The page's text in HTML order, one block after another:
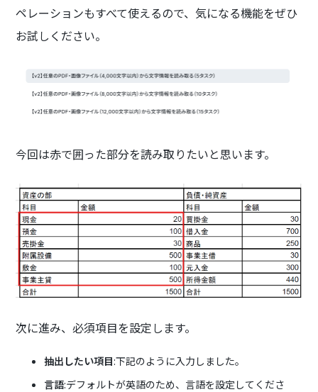
ペレーションもすべて使えるので、気になる機能をぜひ
お試しください。
今回は赤で囲った部分を読み取りたいと思います。
次に進み、必須項目を設定します。
抽出したい項目:下記のように入力しました。
言語:デフォルトが英語のため、言語を設定してくださ